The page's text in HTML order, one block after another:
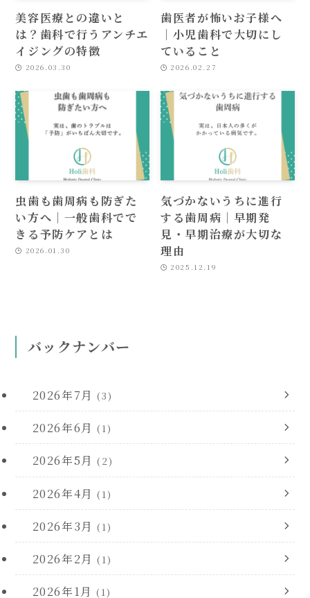
美容医療との違いと
は？歯科で行うアンチエ
イジングの特徴
2026.03.30
歯医者が怖いお子様へ
｜小児歯科で大切にし
ていること
2026.02.27
虫歯も歯周病も防ぎた
い方へ｜一般歯科でで
きる予防ケアとは
2026.01.30
気づかないうちに進行
する歯周病｜早期発
見・早期治療が大切な
理由
2025.12.19
バックナンバー
2026年7月 (3)
2026年6月 (1)
2026年5月 (2)
2026年4月 (1)
2026年3月 (1)
2026年2月 (1)
2026年1月 (1)